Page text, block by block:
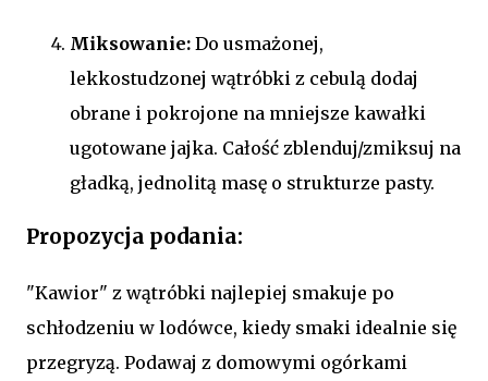
Miksowanie: Do usmażonej,
lekkostudzonej wątróbki z cebulą dodaj
obrane i pokrojone na mniejsze kawałki
ugotowane jajka. Całość zblenduj/zmiksuj na
gładką, jednolitą masę o strukturze pasty.
Propozycja podania:
"Kawior" z wątróbki najlepiej smakuje po
schłodzeniu w lodówce, kiedy smaki idealnie się
przegryzą. Podawaj z domowymi ogórkami